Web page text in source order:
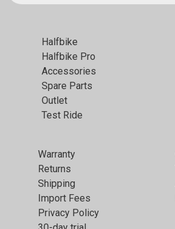
Halfbike
Halfbike Pro
Accessories
Spare Parts
Outlet
Test Ride
Warranty
Returns
Shipping
Import Fees
Privacy Policy